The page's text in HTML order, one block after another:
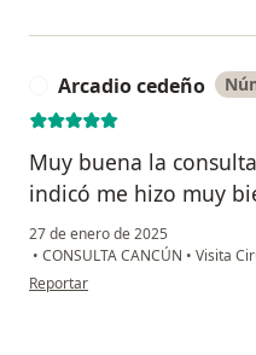
Arcadio cedeño
Muy buena la
indicó me hizo muy
27 de enero de 2025
• CONSULTA CANCÚN • Visita
en opinión del usuario Arcadio
Reportar